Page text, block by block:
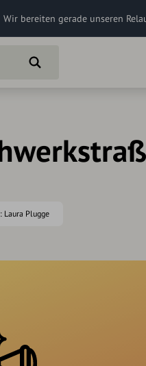
Wir bereiten gerade unseren
Laura Plugge